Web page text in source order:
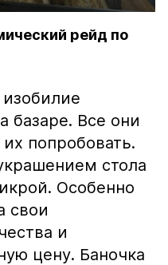
рейд по
базаре. Все они
попробовать.
стола
Особенно
свои
и
цену. Баночка